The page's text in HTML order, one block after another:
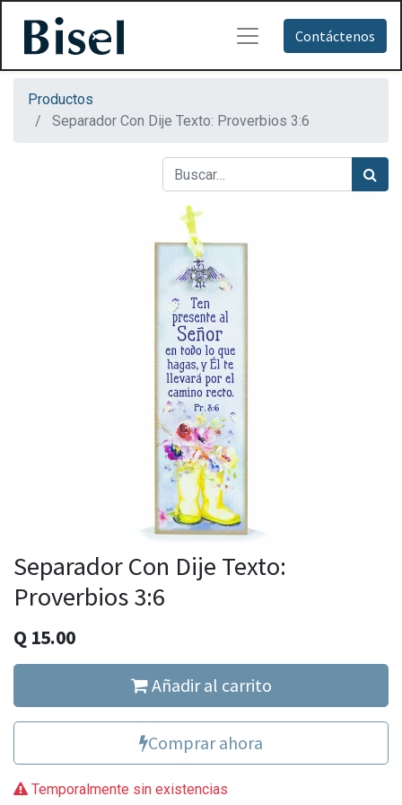
Contáctenos
Productos
Separador Con Dije Texto: Proverbios 3:6
Separador Con Dije Texto:
Proverbios 3:6
Q 15.00
Añadir al carrito
Comprar ahora
Temporalmente sin existencias